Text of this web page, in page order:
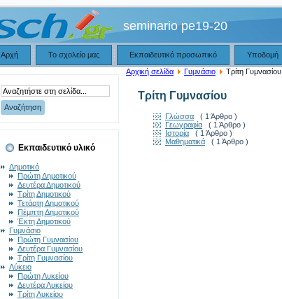
seminario pe19-20
Αρχή Το σχολείο μας Εκπαιδευτικό προσωπικό Υποδομή
Εκπαιδευτικό υλικό
Δημοτικό
Πρώτη Δημοτικού
Δευτέρα Δημοτικού
Τρίτη Δημοτικού
Τετάρτη Δημοτικού
Πέμπτη Δημοτικού
Έκτη Δημοτικού
Γυμνάσιο
Πρώτη Γυμνασίου
Δευτέρα Γυμνασίου
Τρίτη Γυμνασίου
Λύκειο
Πρώτη Λυκείου
Δευτέρα Λυκείου
Τρίτη Λυκείου
Αρχική σελίδα Γυμνάσιο Τρίτη Γυμνασίου
Τρίτη Γυμνασίου
Γλώσσα
( 1 Άρθρο )
Γεωγραφία
( 1 Άρθρο )
Ιστορία
( 1 Άρθρο )
Μαθηματικά
( 1 Άρθρο )